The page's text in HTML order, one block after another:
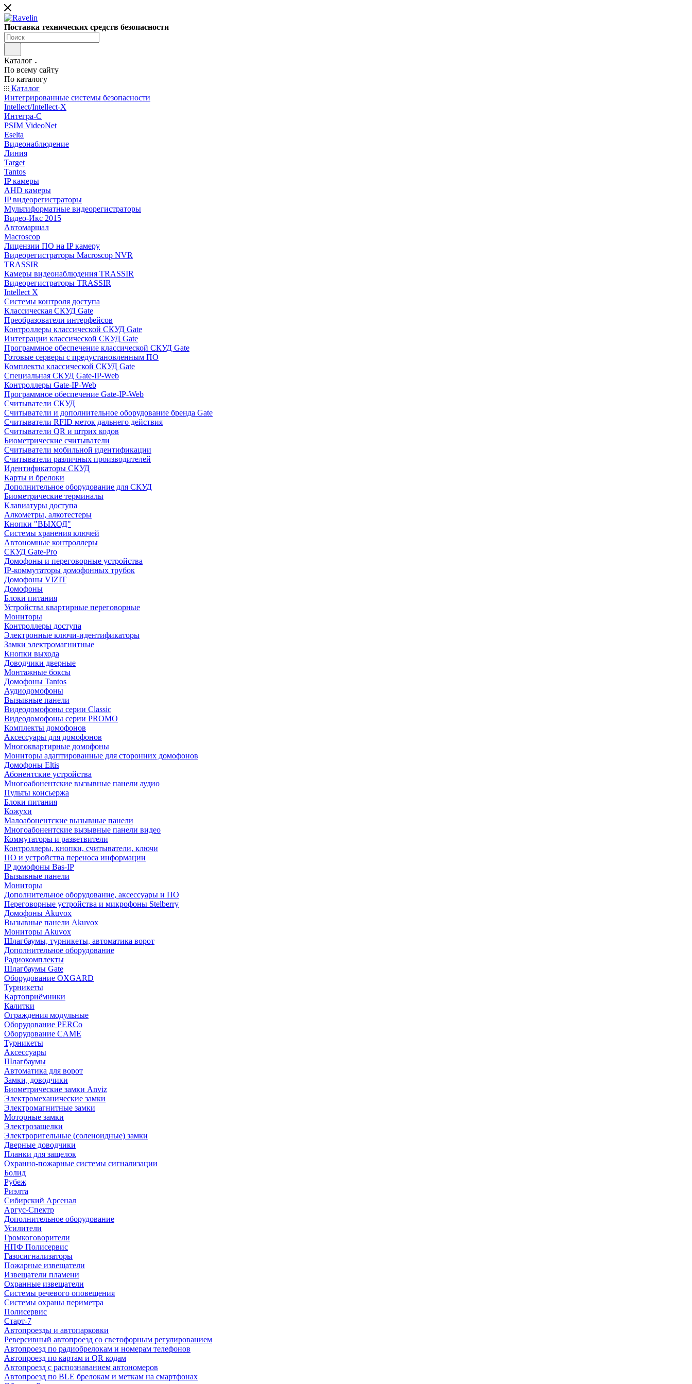
Поставка технических средств безопасности
Каталог
По всему сайту
По каталогу
Каталог
Интегрированные системы безопасности
Intellect/Intellect-X
Интегра-С
PSIM VideoNet
Eselta
Видеонаблюдение
Линия
Target
Tantos
IP камеры
AHD камеры
IP видеорегистраторы
Мультиформатные видеорегистраторы
Видео-Икс 2015
Автомаршал
Macroscop
Лицензии ПО на IP камеру
Видеорегистраторы Macroscop NVR
TRASSIR
Камеры видеонаблюдения TRASSIR
Видеорегистраторы TRASSIR
Intellect X
Системы контроля доступа
Классическая СКУД Gate
Преобразователи интерфейсов
Контроллеры классической СКУД Gate
Интеграции классической СКУД Gate
Программное обеспечение классической СКУД Gate
Готовые серверы с предустановленным ПО
Комплекты классической СКУД Gate
Специальная СКУД Gate-IP-Web
Контроллеры Gate-IP-Web
Программное обеспечение Gate-IP-Web
Считыватели СКУД
Считыватели и дополнительное оборудование бренда Gate
Считыватели RFID меток дальнего действия
Считыватели QR и штрих кодов
Биометрические считыватели
Считыватели мобильной идентификации
Считыватели различных производителей
Идентификаторы СКУД
Карты и брелоки
Дополнительное оборудование для СКУД
Биометрические терминалы
Клавиатуры доступа
Алкометры, алкотестеры
Кнопки "ВЫХОД"
Системы хранения ключей
Автономные контроллеры
СКУД Gate-Pro
Домофоны и переговорные устройства
IP-коммутаторы домофонных трубок
Домофоны VIZIT
Домофоны
Блоки питания
Устройства квартирные переговорные
Мониторы
Контроллеры доступа
Электронные ключи-идентификаторы
Замки электромагнитные
Кнопки выхода
Доводчики дверные
Монтажные боксы
Домофоны Tantos
Аудиодомофоны
Вызывные панели
Видеодомофоны серии Classic
Видеодомофоны серии PROMO
Комплекты домофонов
Аксессуары для домофонов
Многоквартирные домофоны
Мониторы адаптированные для сторонних домофонов
Домофоны Eltis
Абонентские устройства
Многоабонентские вызывные панели аудио
Пульты консьержа
Блоки питания
Кожухи
Малоабонентские вызывные панели
Многоабонентские вызывные панели видео
Коммутаторы и разветвители
Контроллеры, кнопки, считыватели, ключи
ПО и устройства переноса информации
IP домофоны Bas-IP
Вызывные панели
Мониторы
Дополнительное оборудование, аксессуары и ПО
Переговорные устройства и микрофоны Stelberry
Домофоны Akuvox
Вызывные панели Akuvox
Мониторы Akuvox
Шлагбаумы, турникеты, автоматика ворот
Дополнительное оборудование
Радиокомплекты
Шлагбаумы Gate
Оборудование OXGARD
Турникеты
Картоприёмники
Калитки
Ограждения модульные
Оборудование PERCo
Оборудование CAME
Турникеты
Аксессуары
Шлагбаумы
Автоматика для ворот
Замки, доводчики
Биометрические замки Anviz
Электромеханические замки
Электромагнитные замки
Моторные замки
Электрозащелки
Электроригельные (cоленоидные) замки
Дверные доводчики
Планки для защелок
Охранно-пожарные системы сигнализации
Болид
Рубеж
Риэлта
Сибирский Арсенал
Аргус-Спектр
Дополнительное оборудование
Усилители
Громкоговорители
НПФ Полисервис
Газосигнализаторы
Пожарные извещатели
Извещатели пламени
Охранные извещатели
Системы речевого оповещения
Системы охраны периметра
Полисервис
Старт-7
Автопроезды и автопарковки
Реверсивный автопроезд со светофорным регулированием
Автопроезд по радиобрелокам и номерам телефонов
Автопроезд по картам и QR кодам
Автопроезд с распознаванием автономеров
Автопроезд по BLE брелокам и меткам на смартфонах